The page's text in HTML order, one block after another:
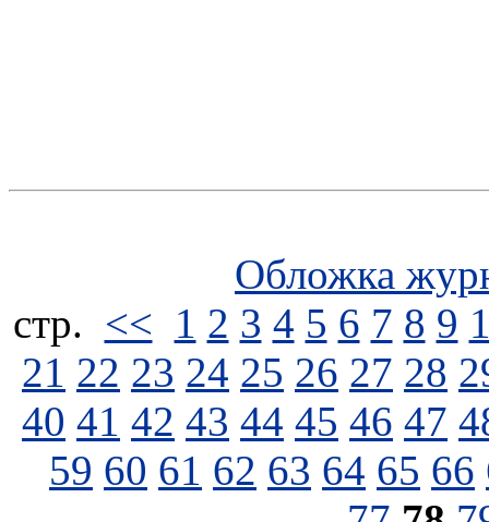
Обложка
стp. << 1 2 3 4 5 6 7 8 9
21 22 23 24 25 26 27 28
40 41 42 43 44 45 46 47
59 60 61 62 63 64 65 66